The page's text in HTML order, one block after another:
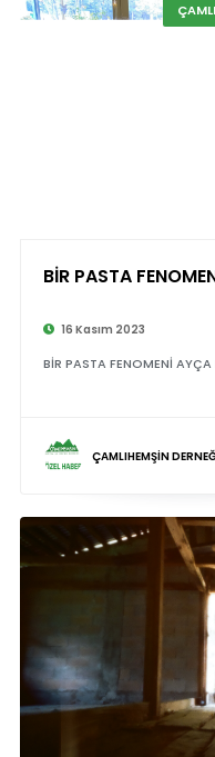
BİR PASTA
16 Kasım 2023
BİR PASTA FENOMENİ AYÇA
ÇAMLIHEMŞİN